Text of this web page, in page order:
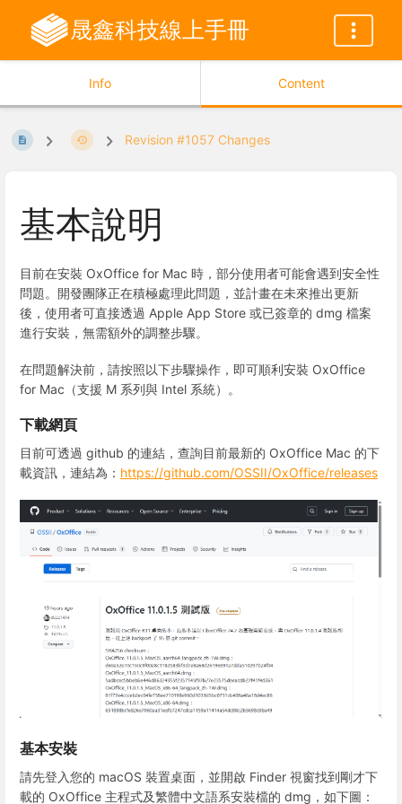
晟鑫科技線上手冊
Info Content
Revision #1057 Changes
基本說明
目前在安裝 OxOffice for Mac 時，部分使用者可能會遇到安全性
問題。開發團隊正在積極處理此問題，並計畫在未來推出更新
後，使用者可直接透過 Apple App Store 或已簽章的 dmg 檔案
進行安裝，無需額外的調整步驟。
在問題解決前，請按照以下步驟操作，即可順利安裝 OxOffice
for Mac（支援 M 系列與 Intel 系統）。
下載網頁
目前可透過 github 的連結，查詢目前最新的 OxOffice Mac 的下
載資訊，連結為： https://github.com/OSSII/OxOffice/releases
基本安裝
請先登入您的 macOS 裝置桌面，並開啟 Finder 視窗找到剛才下
載的 OxOffice 主程式及繁體中文語系安裝檔的 dmg，如下圖：